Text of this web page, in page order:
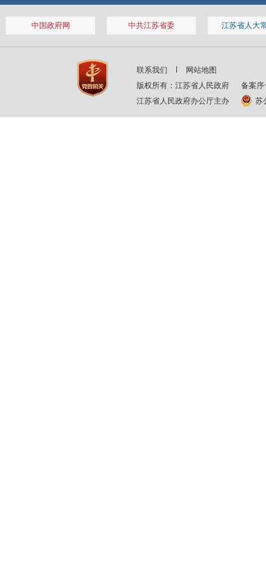
中国政府网 中共江苏省委 江苏省人大
联系我们
网站地图
版权所有：江苏省人民政府
备案序
江苏省人民政府办公厅主办
苏